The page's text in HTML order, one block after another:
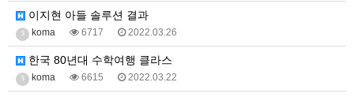
이지현 아들 솔루션 결과
5 koma 6717 2022.03.26
한국 80년대 수학여행 클라스
5 koma 6615 2022.03.22